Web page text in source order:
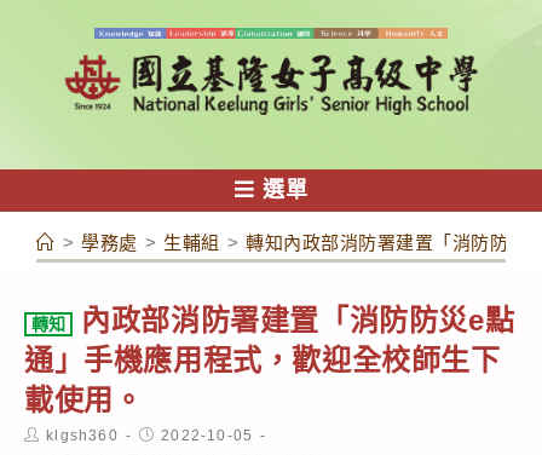
容
選單
> 學務處 > 生輔組 > 轉知內政部消防署建置「消防防災
轉知
內政部消防署建置「消防防災e點
通」手機應用程式，歡迎全校師生下
載使用。
Postklgsh360
Post2022-10-05